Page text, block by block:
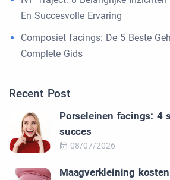
En Succesvolle Ervaring
Composiet facings: De 5 Beste
Complete Gids
Recent Post
Porseleinen facings: 4
succes
08/07/2026
Maagverkleining